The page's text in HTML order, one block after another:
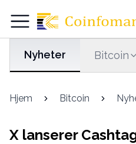
Nyheter Bitcoin
Hjem Bitcoin
X lanserer